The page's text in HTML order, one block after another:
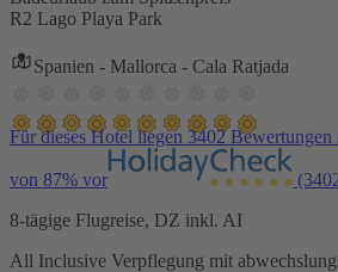
R2 Lago Playa Park
Spanien - Mallorca - Cala Ratjada
Für dieses Hotel liegen 3402
von 87% vor
8-tägige Flugreise, DZ inkl. AI
All Inclusive Verpflegung mit